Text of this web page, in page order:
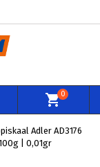
0
Adler AD3176
| 0,01gr
×
×
soovinimekiri
×